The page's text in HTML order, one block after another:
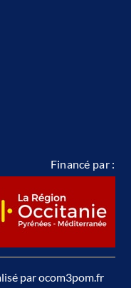
Financé par :
par ocom3pom.fr